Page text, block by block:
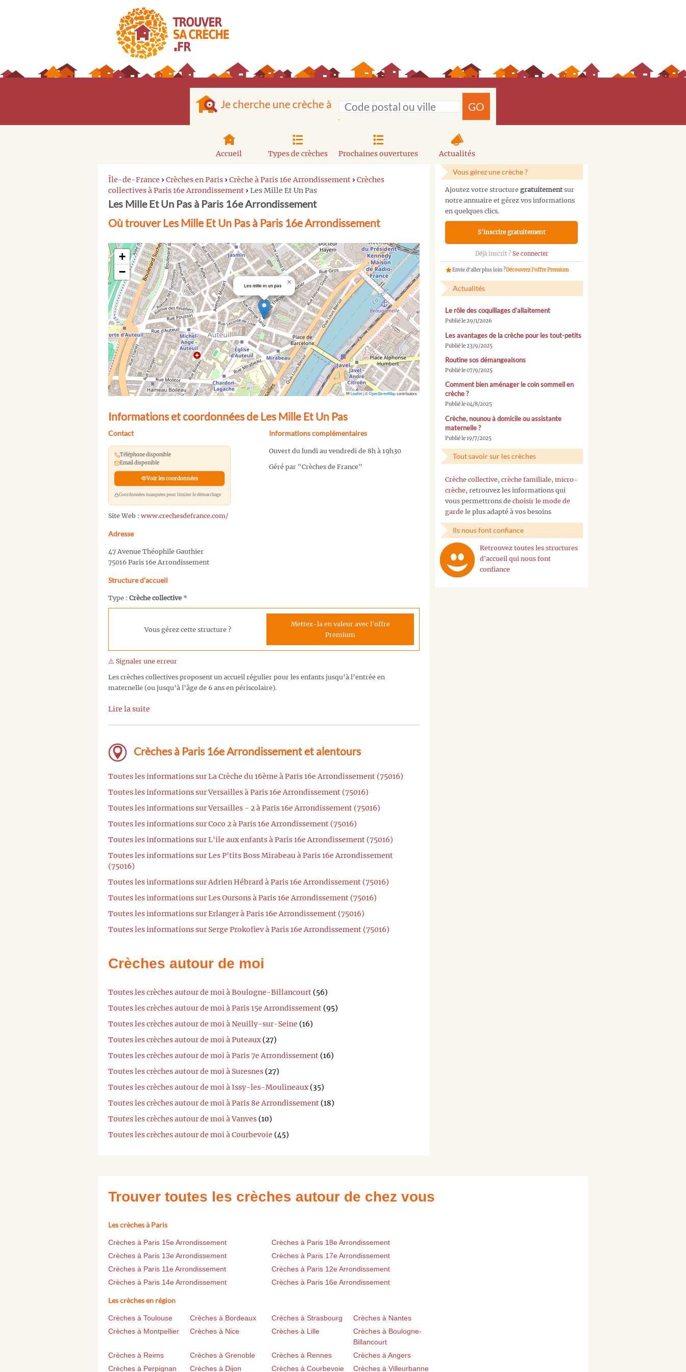
Je cherche une crèche à GO
Accueil Types de crèches Prochaines ouvertures Actualités
Île-de-France › Crèches en Paris › Crèche à Paris 16e Arrondissement › Crèches
collectives à Paris 16e Arrondissement › Les Mille Et Un Pas
Les Mille Et Un Pas à Paris 16e Arrondissement
Où trouver Les Mille Et Un Pas à Paris 16e Arrondissement
Les mille et un pas ×
+
−
Leaflet|©OpenStreetMapcontributors
Informations et coordonnées de Les Mille Et Un Pas
Contact
Téléphone disponible
Email disponible
Voir les coordonnées
Coordonnées masquées pour limiter le démarchage
Site Web : www.crechesdefrance.com/
Adresse
47 Avenue Théophile Gauthier
75016 Paris 16e Arrondissement
Structure d’accueil
Type : Crèche collective *
Informations complémentaires
Ouvert du lundi au vendredi de 8h à 19h30
Géré par "Crèches de France"
Vous gérez cette structure ?
Mettez-la en valeur avec l'offre
Premium
⚠️ Signaler une erreur
Les crèches collectives proposent un accueil régulier pour les enfants jusqu’à l’entrée en
maternelle (ou jusqu’à l’âge de 6 ans en périscolaire).
Lire la suite
Crèches à Paris 16e Arrondissement et alentours
Toutes les informations sur La Crèche du 16ème à Paris 16e Arrondissement (75016)
Toutes les informations sur Versailles à Paris 16e Arrondissement (75016)
Toutes les informations sur Versailles - 2 à Paris 16e Arrondissement (75016)
Toutes les informations sur Coco 2 à Paris 16e Arrondissement (75016)
Toutes les informations sur L'ile aux enfants à Paris 16e Arrondissement (75016)
Toutes les informations sur Les P'tits Boss Mirabeau à Paris 16e Arrondissement
(75016)
Toutes les informations sur Adrien Hébrard à Paris 16e Arrondissement (75016)
Toutes les informations sur Les Oursons à Paris 16e Arrondissement (75016)
Toutes les informations sur Erlanger à Paris 16e Arrondissement (75016)
Toutes les informations sur Serge Prokofiev à Paris 16e Arrondissement (75016)
Crèches autour de moi
Toutes les crèches autour de moi à Boulogne-Billancourt (56)
Toutes les crèches autour de moi à Paris 15e Arrondissement (95)
Toutes les crèches autour de moi à Neuilly-sur-Seine (16)
Toutes les crèches autour de moi à Puteaux(27)
Toutes les crèches autour de moi à Paris 7e Arrondissement (16)
Toutes les crèches autour de moi à Suresnes (27)
Toutes les crèches autour de moi à Issy-les-Moulineaux(35)
Toutes les crèches autour de moi à Paris 8e Arrondissement (18)
Toutes les crèches autour de moi à Vanves (10)
Toutes les crèches autour de moi à Courbevoie (45)
Vous gérez une crèche ?
Ajoutez votre structure gratuitementsur
notre annuaire et gérez vos informations
en quelques clics.
S'inscrire gratuitement
Déjà inscrit ? Se connecter
Envie d'aller plus loin ?Découvrez l'offre Premium
Actualités
Le rôle des coquillages d’allaitement
Publié le 29/1/2026
Les avantages de la crèche pour les tout-petits
Publié le 23/9/2025
Routine sos démangeaisons
Publié le 07/9/2025
Comment bien aménager le coin sommeil en
crèche ?
Publié le 04/8/2025
Crèche, nounou à domicile ou assistante
maternelle ?
Publié le 19/7/2025
Tout savoir sur les crèches
Crèche collective, crèche familiale, micro-
crèche, retrouvez les informations qui
vous permettrons de choisir le mode de
garde le plus adapté à vos besoins
Ils nous font confiance
Retrouvez toutes les structures
d'accueil qui nous font
confiance
Trouver toutes les crèches autour de chez vous
Les crèches à Paris
Crèches à Paris 15e Arrondissement
Crèches à Paris 18e Arrondissement
Crèches à Paris 13e Arrondissement
Crèches à Paris 17e Arrondissement
Crèches à Paris 11e Arrondissement
Crèches à Paris 12e Arrondissement
Crèches à Paris 14e Arrondissement
Crèches à Paris 16e Arrondissement
Les crèches en région
Crèches à Toulouse Crèches à Bordeaux Crèches à Strasbourg
Crèches à Nantes
Crèches à Montpellier
Crèches à Nice Crèches à Lille
Crèches à Boulogne-
Billancourt
Crèches à Reims
Crèches à Grenoble Crèches à Rennes
Crèches à Angers
Crèches à Perpignan
Crèches à Dijon Crèches à Courbevoie Crèches à Villeurbanne